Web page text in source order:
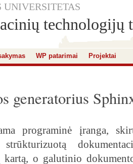
technologijų
WP patarimai Projektai
generatorius
programinė įranga,
strūkturizuotą
kartą, o galutinio